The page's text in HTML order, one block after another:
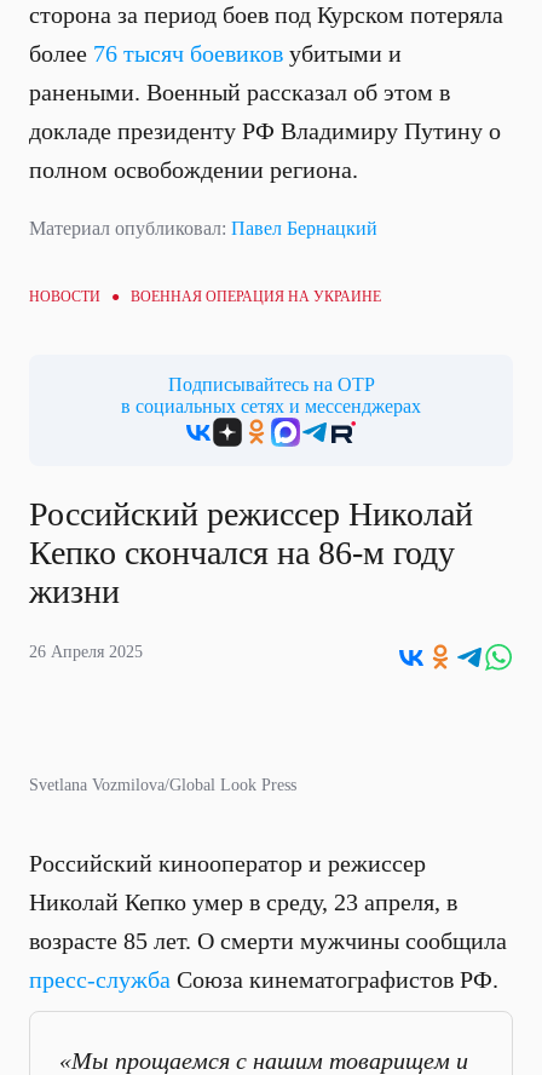
сторона за период боев под Курском потеряла
более 76 тысяч боевиков убитыми и
ранеными. Военный рассказал об этом в
докладе президенту РФ Владимиру Путину о
полном освобождении региона.
Материал опубликовал: Павел Бернацкий
НОВОСТИ ● ВОЕННАЯ ОПЕРАЦИЯ НА УКРАИНЕ
Подписывайтесь на ОТР
в социальных сетях и мессенджерах
Российский режиссер Николай
Кепко скончался на 86-м году
жизни
26 Апреля 2025
Svetlana Vozmilova/Global Look Press
Российский кинооператор и режиссер
Николай Кепко умер в среду, 23 апреля, в
возрасте 85 лет. О смерти мужчины сообщила
пресс-служба Союза кинематографистов РФ.
«Мы прощаемся с нашим товарищем и